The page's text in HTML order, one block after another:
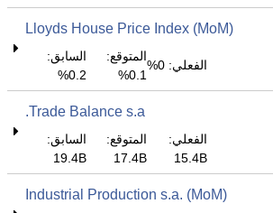
Lloyds House Price Index (MoM)
الفعلي: 0%
المتوقع:
0.1%
السابق:
0.2%
Trade Balance s.a.
الفعلي:
15.4B
المتوقع:
17.4B
السابق:
19.4B
Industrial Production s.a. (MoM)